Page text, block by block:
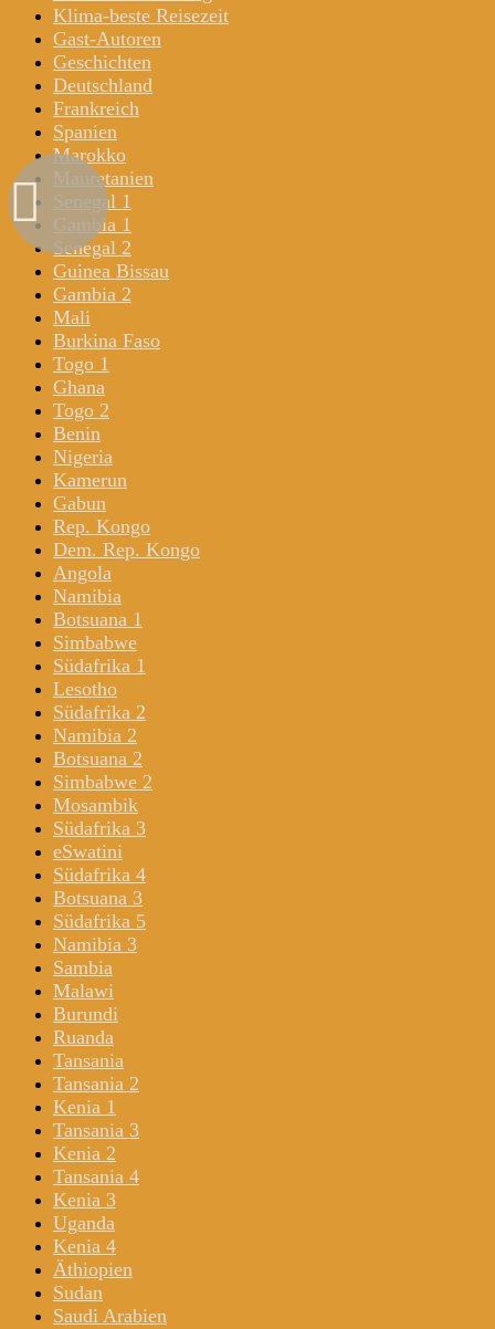
Klima-beste Reisezeit
Gast-Autoren
Geschichten
Deutschland
Frankreich
Spanien
Marokko
Mauretanien
Senegal 1
Gambia 1
Senegal 2
Guinea Bissau
Gambia 2
Mali
Burkina Faso
Togo 1
Ghana
Togo 2
Benin
Nigeria
Kamerun
Gabun
Rep. Kongo
Dem. Rep. Kongo
Angola
Namibia
Botsuana 1
Simbabwe
Südafrika 1
Lesotho
Südafrika 2
Namibia 2
Botsuana 2
Simbabwe 2
Mosambik
Südafrika 3
eSwatini
Südafrika 4
Botsuana 3
Südafrika 5
Namibia 3
Sambia
Malawi
Burundi
Ruanda
Tansania
Tansania 2
Kenia 1
Tansania 3
Kenia 2
Tansania 4
Kenia 3
Uganda
Kenia 4
Äthiopien
Sudan
Saudi Arabien